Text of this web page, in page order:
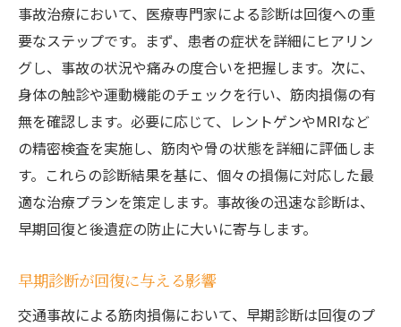
専門家のサポートとその重要性
回復速度を上げるためのヒント
保険を活用した事故治療で筋肉損傷の経済的負
担を軽減する方法
保険適用可能な治療の選択肢
保険申請の手続きと注意点
経済的負担を軽減するための計画
保険を利用した治療の流れ
患者が知っておくべき保険の知識
事故治療において、医療専門家による診断は回復への重
要なステップです。まず、患者の症状を詳細にヒアリン
グし、事故の状況や痛みの度合いを把握します。次に、
身体の触診や運動機能のチェックを行い、筋肉損傷の有
無を確認します。必要に応じて、レントゲンやMRIなど
の精密検査を実施し、筋肉や骨の状態を詳細に評価しま
す。これらの診断結果を基に、個々の損傷に対応した最
適な治療プランを策定します。事故後の迅速な診断は、
早期回復と後遺症の防止に大いに寄与します。
早期診断が回復に与える影響
交通事故による筋肉損傷において、早期診断は回復のプ